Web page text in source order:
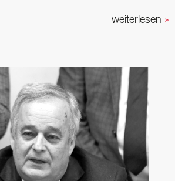
weiterlesen »